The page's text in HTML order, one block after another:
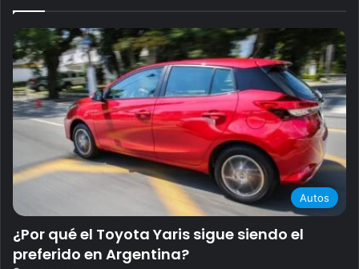
Autos
¿Por qué el Toyota Yaris sigue siendo el
preferido en Argentina?